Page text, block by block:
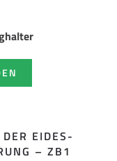
DER EIDES­
– ZB1